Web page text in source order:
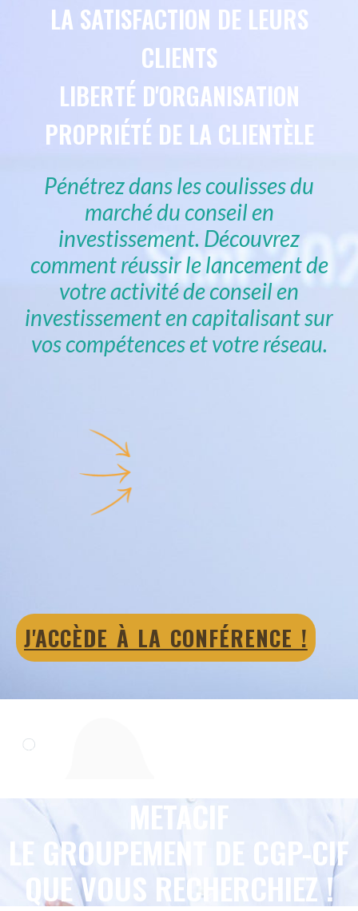
LA SATISFACTION DE LEURS
CLIENTS
LIBERTÉ D'ORGANISATION
PROPRIÉTÉ DE LA CLIENTÈLE
Pénétrez dans les coulisses du
marché du conseil en
investissement. Découvrez
comment réussir le lancement de
votre activité de conseil en
investissement en capitalisant sur
vos compétences et votre réseau.
J'ACCÈDE À LA CONFÉRENCE !
METACIF
LE GROUPEMENT DE CGP-CIF
QUE VOUS RECHERCHIEZ !